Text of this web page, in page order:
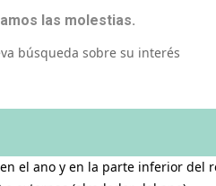
las molestias.
búsqueda sobre su interés
el ano y en la parte inferior del